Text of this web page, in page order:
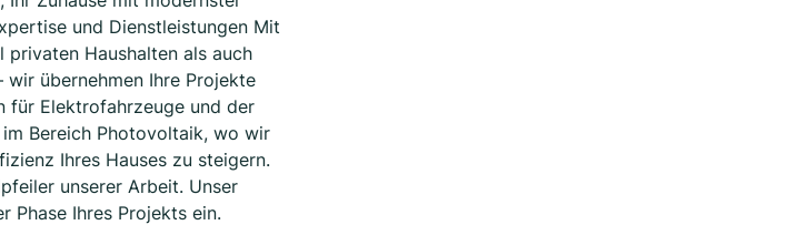
und Dienstleistungen Mit
Haushalten als auch
wir übernehmen Ihre Projekte
für Elektrofahrzeuge und der
Bereich Photovoltaik, wo wir
Ihres Hauses zu steigern.
unserer Arbeit. Unser
Phase Ihres Projekts ein.